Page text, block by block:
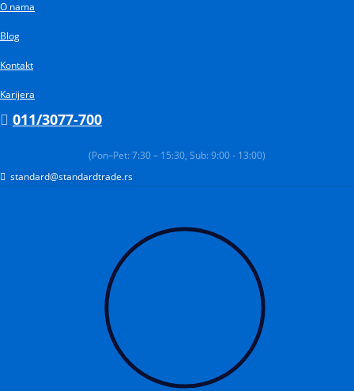
Pređi
na
O nama
Blog
Kontakt
Karijera
011/3077-700
(Pon–Pet: 7:30 – 15:30, Sub: 9:00 - 13:00)
standard@standardtrade.rs